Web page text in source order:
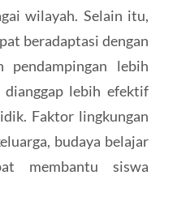
wilayah. Selain itu,
beradaptasi dengan
pendampingan lebih
lebih efektif
Faktor lingkungan
budaya belajar
membantu siswa